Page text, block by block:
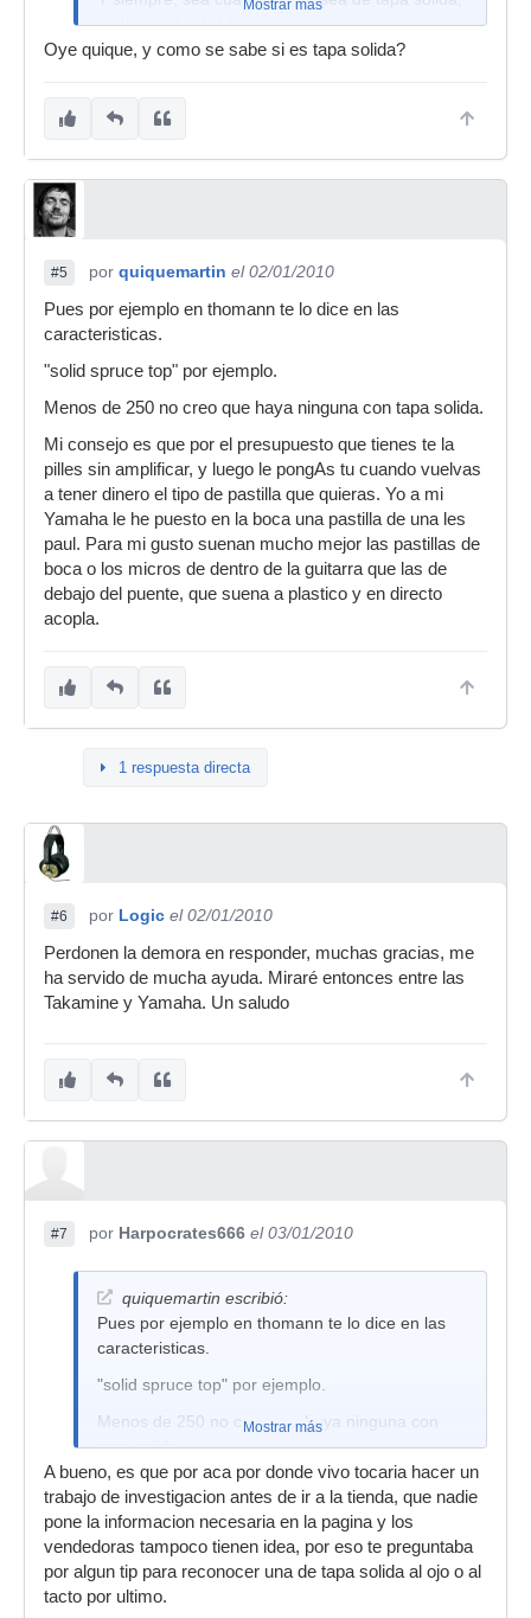
no laminada. Ahí hay un gran salto.
Mostrar más
Oye quique, y como se sabe si es tapa solida?
#5 por quiquemartin el 02/01/2010
Pues por ejemplo en thomann te lo dice en las
caracteristicas.
"solid spruce top" por ejemplo.
Menos de 250 no creo que haya ninguna con tapa solida.
Mi consejo es que por el presupuesto que tienes te la
pilles sin amplificar, y luego le pongAs tu cuando vuelvas
a tener dinero el tipo de pastilla que quieras. Yo a mi
Yamaha le he puesto en la boca una pastilla de una les
paul. Para mi gusto suenan mucho mejor las pastillas de
boca o los micros de dentro de la guitarra que las de
debajo del puente, que suena a plastico y en directo
acopla.
1 respuesta directa
#6 por Logic el 02/01/2010
Perdonen la demora en responder, muchas gracias, me
ha servido de mucha ayuda. Miraré entonces entre las
Takamine y Yamaha. Un saludo
#7 por Harpocrates666 el 03/01/2010
quiquemartin escribió:
Pues por ejemplo en thomann te lo dice en las
caracteristicas.
"solid spruce top" por ejemplo.
Menos de 250 no creo que haya ninguna con
tapa solida.
Mi consejo es que por el presupuesto que tienes
te la pilles sin amplificar, y luego le pongAs tu
cuando vuelvas a tener dinero el tipo de pastilla
que quieras. Yo a mi Yamaha le he puesto en la
boca una pastilla de una les paul. Para mi gusto
suenan mucho mejor las pastillas de boca o los
Mostrar más
A bueno, es que por aca por donde vivo tocaria hacer un
trabajo de investigacion antes de ir a la tienda, que nadie
pone la informacion necesaria en la pagina y los
vendedoras tampoco tienen idea, por eso te preguntaba
por algun tip para reconocer una de tapa solida al ojo o al
tacto por ultimo.